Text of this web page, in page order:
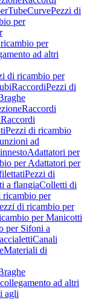
CurvePezzi di
per
per
ad altri
di ricambio per
RaccordiPezzi di
Raccordi
Raccordi
Pezzi di ricambio
ad
Adattatori per
per Adattatori per
Pezzi di
a flangiaColletti di
ricambio per
di ricambio per
per Manicotti
per Sifoni a
Canali
Materiali di
ad altri
agli